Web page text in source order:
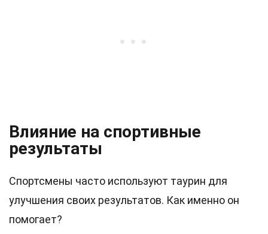
Влияние на спортивные
результаты
Спортсмены часто используют таурин для
улучшения своих результатов. Как именно он
помогает?